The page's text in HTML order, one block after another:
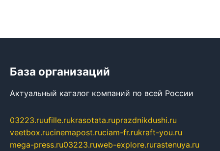
База организаций
Актуальный каталог компаний по всей России
03223.ruufille.rukrasotata.ruprazdnikdushi.ru
veetbox.rucinemapost.ruciam-fr.rukraft-you.ru
mega-press.ru03223.ruweb-explore.rurastenuya.ru